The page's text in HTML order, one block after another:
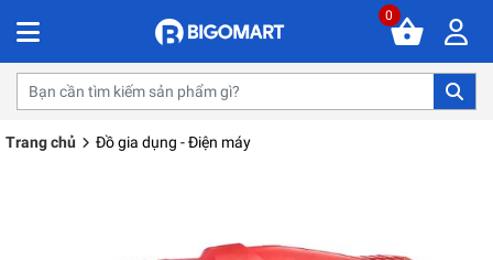
0
Trang chủ Đồ gia dụng - Điện máy